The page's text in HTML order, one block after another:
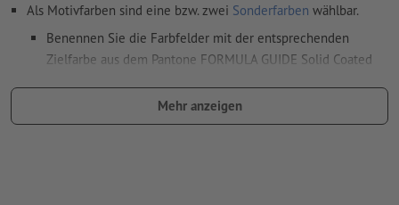
Als Motivfarben sind eine bzw. zwei Sonderfarben wählbar.
Benennen Sie die Farbfelder mit der entsprechenden
Zielfarbe aus dem Pantone FORMULA GUIDE Solid Coated
Es sind keine Metallic- und Neonfarben möglich.
Mehr anzeigen